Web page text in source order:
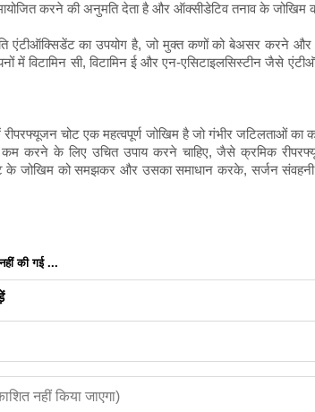
करने की अनुमति देता है और ऑक्सीडेटिव तनाव के जोखिम
एंटीऑक्सिडेंट का उपयोग है, जो मुक्त कणों को बेअसर करने
में विटामिन सी, विटामिन ई और एन-एसिटाइलसिस्टीन जैसे
रीपरफ्यूजन चोट एक महत्वपूर्ण जोखिम है जो गंभीर जटिलताओं का
करने के लिए उचित उपाय करने चाहिए, जैसे क्रमिक
के जोखिम को समझकर और उसका समाधान करके, सर्जन संवहनी
की गई ...